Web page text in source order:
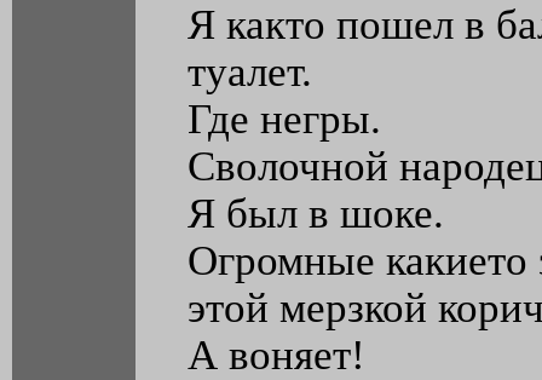
Я както пошел в
туалет.
Где негры.
Сволочной
Я был в шоке.
Огромные
этой мерзкой
А воняет!